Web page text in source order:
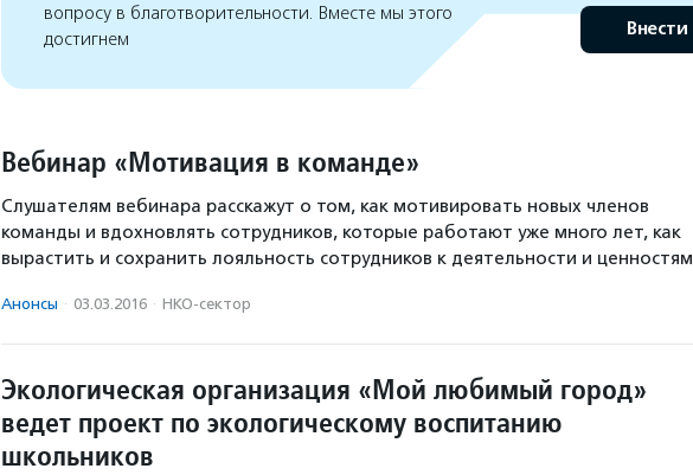
вопросу в благотворительности. Вместе мы этого
достигнем
Внести
Вебинар «Мотивация в команде»
Слушателям вебинара расскажут о том, как мотивировать новых членов
команды и вдохновлять сотрудников, которые работают уже много лет, как
вырастить и сохранить лояльность сотрудников к деятельности и
Анонсы · 03.03.2016 · НКО-сектор
Экологическая организация «Мой любимый город»
ведет проект по экологическому воспитанию
школьников